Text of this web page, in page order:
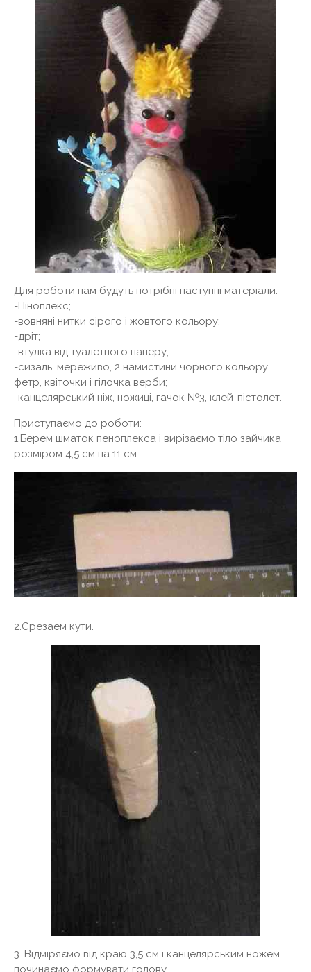
Для роботи нам будуть потрібні наступні матеріали:
-Піноплекс;
-вовняні нитки сірого і жовтого кольору;
-дріт;
-втулка від туалетного паперу;
-сизаль, мереживо, 2 намистини чорного кольору,
фетр, квіточки і гілочка верби;
-канцелярський ніж, ножиці, гачок №3, клей-пістолет.
Приступаємо до роботи:
1.Берем шматок пеноплекса і вирізаємо тіло зайчика
розміром 4,5 см на 11 см.
2.Срезаем кути.
3. Відміряємо від краю 3,5 см і канцелярським ножем
починаємо формувати голову.